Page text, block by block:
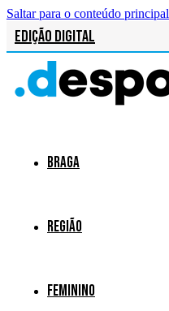
Saltar para o conteúdo principal
Edição Digital
Braga
Região
Feminino